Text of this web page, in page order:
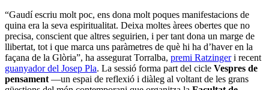
“Gaudí escriu molt poc, ens dona molt poques manifestacions de
quina era la seva espiritualitat. Deixa moltes àrees obertes que no
precisa, conscient que altres seguirien, i per tant dona un marge de
llibertat, tot i que marca uns paràmetres de què hi ha d’haver en la
façana de la Glòria”, ha assegurat Torralba, premi Ratzingeri recent
guanyador del Josep Pla. La sessió forma part del cicle Vespres de
pensament —un espai de reflexió i diàleg al voltant de les grans